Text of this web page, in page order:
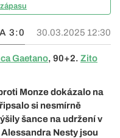
3:0 30.03.2025 12:30
Gaetano, 90+2. Zito
Monze dokázalo na
si nesmírně
šance na udržení v
Nesty jsou